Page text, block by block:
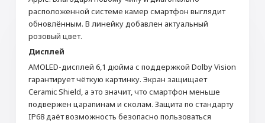
расположенной системе камер смартфон выглядит
обновлённым. В линейку добавлен актуальный
розовый цвет.
Дисплей
AMOLED-дисплей 6,1 дюйма с поддержкой Dolby Vision
гарантирует чёткую картинку. Экран защищает
Ceramic Shield, а это значит, что смартфон меньше
подвержен царапинам и сколам. Защита по стандарту
IP68 даёт возможность безопасно пользоваться